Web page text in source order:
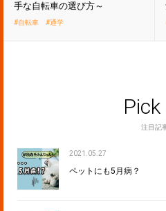
手な自転車の選び方～
自転車 通学
Pick
注目記
2021.05.27
ペットにも5月病？